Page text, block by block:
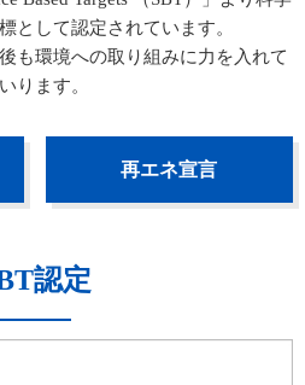
として認定されています。
も環境への取り組みに力を入れて
ります。
再エネ宣言
認定